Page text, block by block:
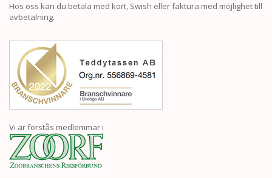
Hos oss kan du betala med kort, Swish eller faktura med möjlighet till
avbetalning.
Vi är förstås medlemmar i